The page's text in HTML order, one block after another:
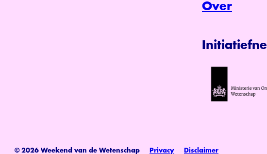
Over
© 2026 Weekend van de Wetenschap Privacy Disclaimer